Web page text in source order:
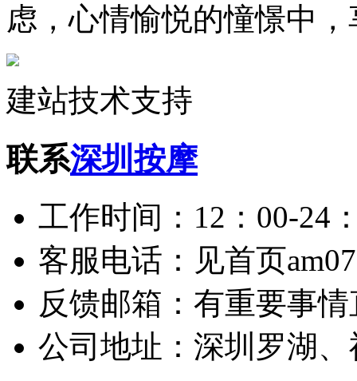
虑，心情愉悦的憧憬中
建站技术支持
联系深圳按摩
工作时间：12：00-24
客服电话：见首页
反馈邮箱：有重要事
公司地址：深圳罗湖